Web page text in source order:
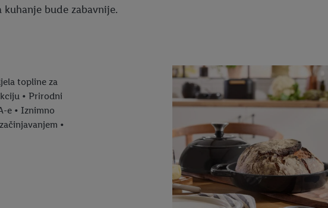
bude zabavnije.
topline za
• Prirodni
e • Iznimno
•